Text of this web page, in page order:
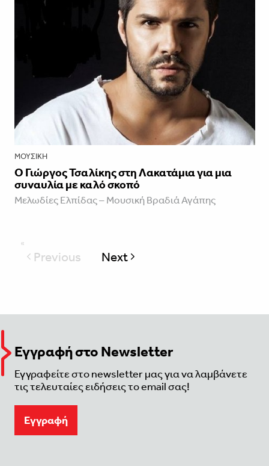
ΜΟΥΣΙΚΉ
Ο Γιώργος Τσαλίκης στη Λακατάμια για μια
συναυλία με καλό σκοπό
Μελωδίες Ελπίδας – Μουσική Βραδιά Αγάπης
Previous Nextpage
Εγγραφή στο Newsletter
Εγγραφείτε στο newsletter μας για να λαμβάνετε
τις τελευταίες ειδήσεις το email σας!
Eγγραφή